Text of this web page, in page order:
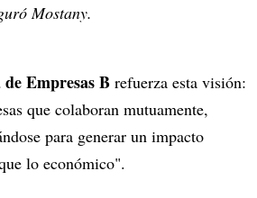
Mostany.
de Empresas B refuerza esta visión:
que colaboran mutuamente,
para generar un impacto
lo económico".